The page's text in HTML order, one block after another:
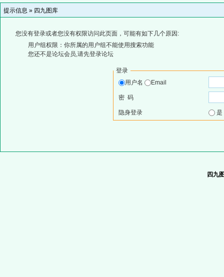
提示信息 » 四九图库
您没有登录或者您没有权限访问此页面，可能有如下几个原因:
用户组权限：你所属的用户组不能使用搜索功能
您还不是论坛会员,请先登录论坛
登录
用户名
Email
密 码
隐身登录
四九